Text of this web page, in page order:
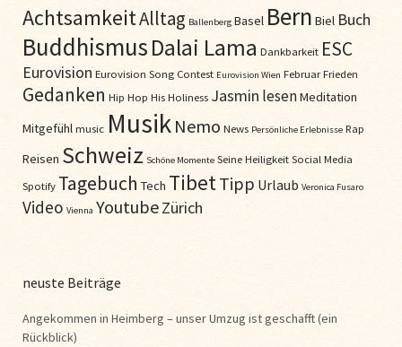
AchtsamkeitAlltag Ballenberg Basel Bern Biel Buch
BuddhismusDalai Lama Dankbarkeit ESC
Eurovision Eurovision Song Contest Eurovision Wien FebruarFrieden
Gedanken Hip Hop His Holiness Jasmin lesenMeditation
Mitgefühlmusic Musik Nemo News Persönliche Erlebnisse Rap
Reisen Schweiz Schöne Momente Seine HeiligkeitSocial Media
Spotify Tagebuch Tech TibetTipp Urlaub Veronica Fusaro
Video Vienna YoutubeZürich
neuste Beiträge
Angekommen in Heimberg – unser Umzug ist geschafft (ein
Rückblick)